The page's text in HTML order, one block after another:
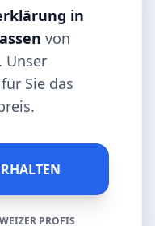
in
von
Unser
Sie das
PROFIS